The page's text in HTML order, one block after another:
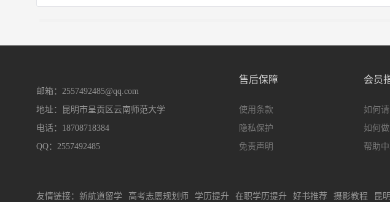
邮箱：2557492485@qq.com
地址：昆明市呈贡区云南师范大学
电话：18708718384
QQ：2557492485
售后保障
使用条款
隐私保护
免责声明
会员
如何
如何
帮助
友情链接： 新航道留学 高考志愿规划师 学历提升 在职学历提升 好书推荐 摄影教程 昆